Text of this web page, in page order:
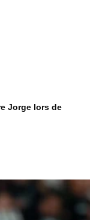
Jorge lors de